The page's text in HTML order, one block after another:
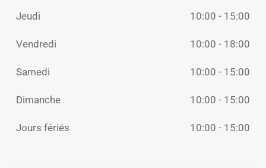
Jeudi 10:00 - 15:00
Vendredi 10:00 - 18:00
Samedi 10:00 - 15:00
Dimanche 10:00 - 15:00
Jours fériés 10:00 - 15:00